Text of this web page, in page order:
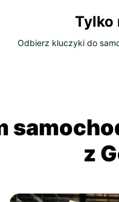
Tylko
Odbierz kluczyki do
z